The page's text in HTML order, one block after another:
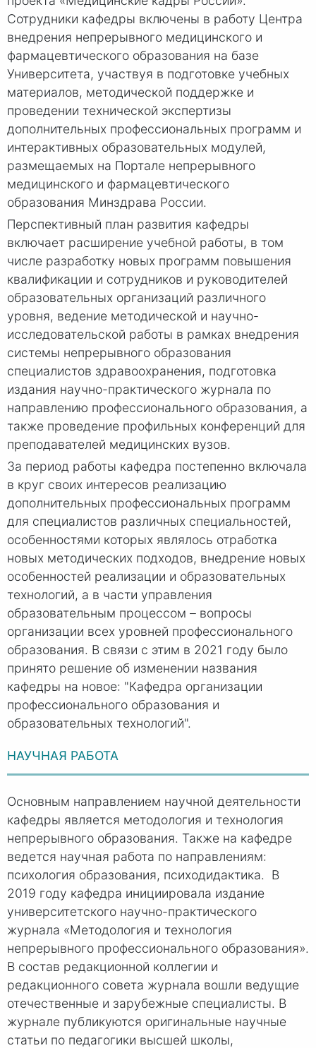
Сотрудники кафедры включены в работу Центра
внедрения непрерывного медицинского и
фармацевтического образования на базе
Университета, участвуя в подготовке учебных
материалов, методической поддержке и
проведении технической экспертизы
дополнительных профессиональных программ и
интерактивных образовательных модулей,
размещаемых на Портале непрерывного
медицинского и фармацевтического
образования Минздрава России.
Перспективный план развития кафедры
включает расширение учебной работы, в том
числе разработку новых программ повышения
квалификации и сотрудников и руководителей
образовательных организаций различного
уровня, ведение методической и научно-
исследовательской работы в рамках внедрения
системы непрерывного образования
специалистов здравоохранения, подготовка
издания научно-практического журнала по
направлению профессионального образования, а
также проведение профильных конференций для
преподавателей медицинских вузов.
За период работы кафедра постепенно включала
в круг своих интересов реализацию
дополнительных профессиональных программ
для специалистов различных специальностей,
особенностями которых являлось отработка
новых методических подходов, внедрение новых
особенностей реализации и образовательных
технологий, а в части управления
образовательным процессом – вопросы
организации всех уровней профессионального
образования. В связи с этим в 2021 году было
принято решение об изменении названия
кафедры на новое: "Кафедра организации
профессионального образования и
образовательных технологий".
НАУЧНАЯ РАБОТА
Основным направлением научной деятельности
кафедры является методология и технология
непрерывного образования. Также на кафедре
ведется научная работа по направлениям:
психология образования, психодидактика. В
2019 году кафедра инициировала издание
университетского научно-практического
журнала «Методология и технология
непрерывного профессионального образования».
В состав редакционной коллегии и
редакционного совета журнала вошли ведущие
отечественные и зарубежные специалисты. В
журнале публикуются оригинальные научные
статьи по педагогики высшей школы,